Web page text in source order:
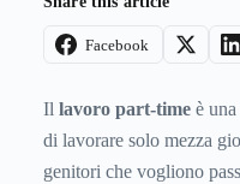
Facebook
Il lavoro part-time è
di lavorare solo mezza
genitori che vogliono